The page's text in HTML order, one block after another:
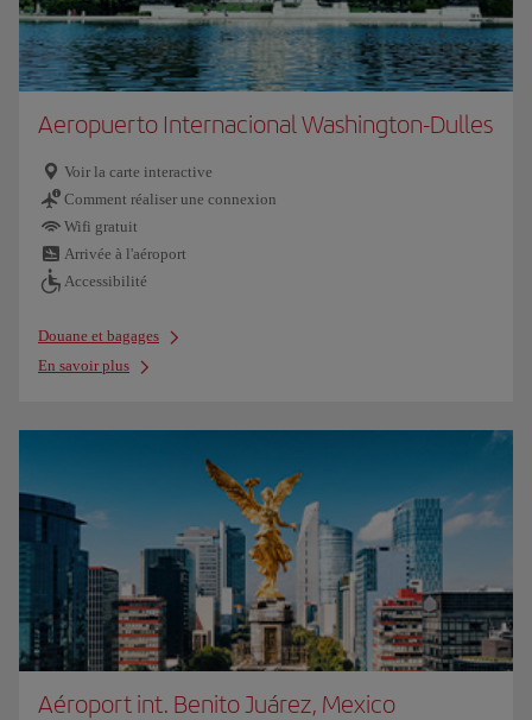
Aeropuerto Internacional Washington-Dulles
Voir la carte interactive
Comment réaliser une connexion
Wifi gratuit
Arrivée à l'aéroport
Accessibilité
Douane et bagages
En savoir plus
Aéroport int. Benito Juárez, Mexico